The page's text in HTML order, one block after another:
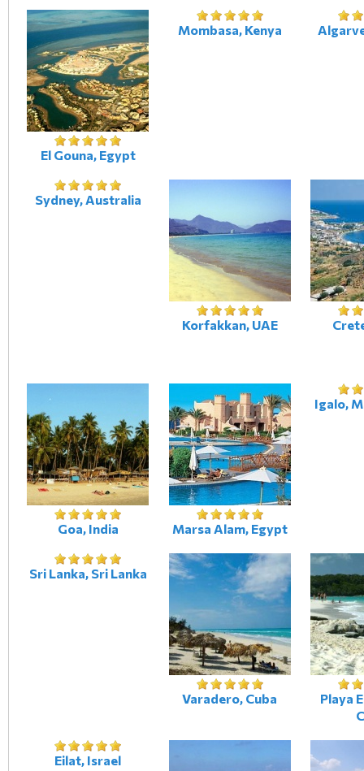
El Gouna, Egypt
Mombasa, Kenya
Sydney, Australia
Korfakkan, UAE
Goa, India Marsa Alam, Egypt
Igalo,
Sri Lanka, Sri Lanka
Varadero, Cuba
Playa
Eilat, Israel